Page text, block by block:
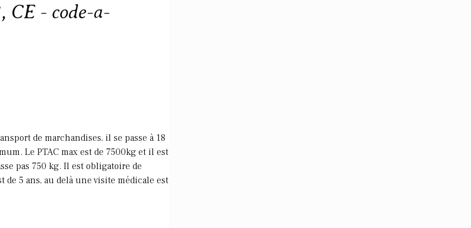
CE - code-a-
de marchandises, il se passe à 18
Le PTAC max est de 7500kg et il est
pas 750 kg. Il est obligatoire de
de 5 ans, au delà une visite médicale est